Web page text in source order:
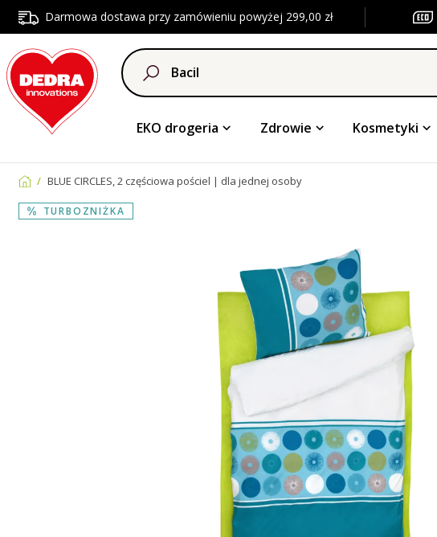
Darmowa dostawa przy zamówieniu powyżej 299,00 zł
EKO drogeria Zdrowie Kosmetyki
BLUE CIRCLES, 2 częściowa pościel | dla jednej osoby
TURBOZNIŻKA